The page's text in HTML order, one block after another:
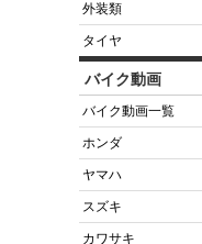
外装類
タイヤ
バイク動画
バイク動画一覧
ホンダ
ヤマハ
スズキ
カワサキ